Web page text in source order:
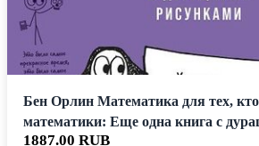
Бен Орлин Математика для тех,
математики: Еще одна книга с
1887.00 RUB